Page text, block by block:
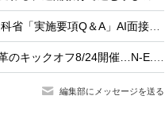
編集部にメッセージを送る